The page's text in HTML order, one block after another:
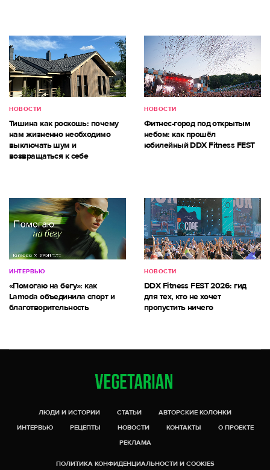
НОВОСТИ
Тишина как роскошь: почему
нам жизненно необходимо
выключать шум и
возвращаться к себе
НОВОСТИ
Фитнес-город под открытым
небом: как прошёл
юбилейный DDX Fitness FEST
ИНТЕРВЬЮ
«Помогаю на бегу»: как
Lamoda объединила спорт и
благотворительность
НОВОСТИ
DDX Fitness FEST 2026: гид
для тех, кто не хочет
пропустить ничего
ЛЮДИ И ИСТОРИИ СТАТЬИ
АВТОРСКИЕ КОЛОНКИ
ИНТЕРВЬЮ
РЕЦЕПТЫ НОВОСТИ КОНТАКТЫ
О ПРОЕКТЕ
РЕКЛАМА
ПОЛИТИКА КОНФИДЕНЦИАЛЬНОСТИ И COOKIES